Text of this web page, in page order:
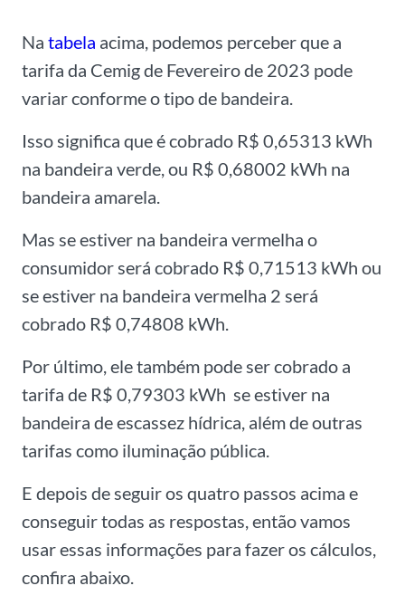
Na tabela acima, podemos perceber que a
tarifa da Cemig de Fevereiro de 2023 pode
variar conforme o tipo de bandeira.
Isso significa que é cobrado R$ 0,65313 kWh
na bandeira verde, ou R$ 0,68002 kWh na
bandeira amarela.
Mas se estiver na bandeira vermelha o
consumidor será cobrado R$ 0,71513 kWh ou
se estiver na bandeira vermelha 2 será
cobrado R$ 0,74808 kWh.
Por último, ele também pode ser cobrado a
tarifa de R$ 0,79303 kWh se estiver na
bandeira de escassez hídrica, além de outras
tarifas como iluminação pública.
E depois de seguir os quatro passos acima e
conseguir todas as respostas, então vamos
usar essas informações para fazer os cálculos,
confira abaixo.